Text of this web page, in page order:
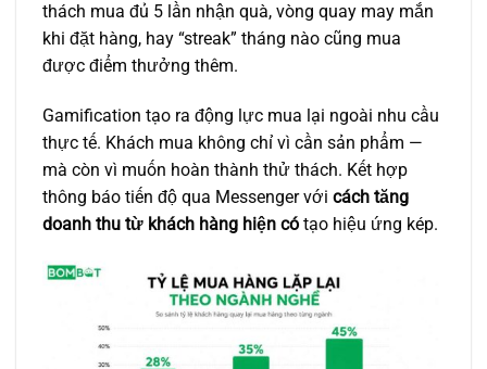
thách mua đủ 5 lần nhận quà, vòng quay may mắn
khi đặt hàng, hay “streak” tháng nào cũng mua
được điểm thưởng thêm.
Gamification tạo ra động lực mua lại ngoài nhu cầu
thực tế. Khách mua không chỉ vì cần sản phẩm —
mà còn vì muốn hoàn thành thử thách. Kết hợp
thông báo tiến độ qua Messenger với cách tăng
doanh thu từ khách hàng hiện có tạo hiệu ứng kép.